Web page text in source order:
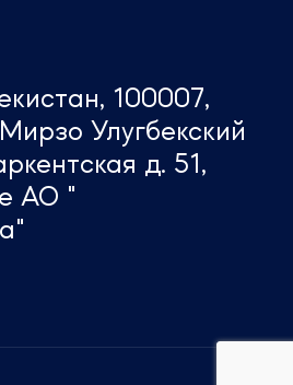
100007,
Улугбекский
д. 51,
АО "